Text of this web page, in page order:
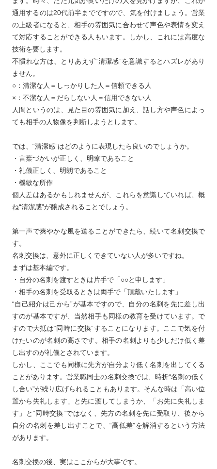
通用するのは20代前半までですので、気を付けましょう。営業
の上級者になると、相手の雰囲気に合わせて声色や表情を変え
て対応することができる人もいます。しかし、これには高度な
技術を要します。
不慣れな方は、とりあえず“清潔感”を意識するとハズレがあり
ません。
○：清潔な人＝しっかりした人＝信頼できる人
×：不潔な人＝だらしない人＝信用できない人
人間というのは、見た目の雰囲気に加え、話し方や声色によっ
ても相手の人物像を判断しようとします。
では、“清潔感”はどのように表現したら良いのでしょうか。
・言葉づかいが正しく、明瞭であること
・礼儀正しく、明朗であること
・機敏な所作
個人差はあるかもしれませんが、これらを意識していれば、概
ね“清潔感”が醸成されることでしょう。
第一声で爽やかな風を送ることができたら、続いて名刺交換で
す。
名刺交換は、意外に正しくできていない人が多いですね。
まずは基本編です。
・自分の名刺を渡すときは片手で「○○と申します」
・相手の名刺を受取るときは両手で「頂戴いたします」
“自己紹介は己から”が基本ですので、自分の名刺を先に差し出
すのが基本ですが、当然相手も同様の教育を受けています。で
すので大抵は“同時に交換”することになります。ここで気を付
けたいのが名刺の高さです。相手の名刺よりも少しだけ低く差
し出すのが礼儀とされています。
しかし、ここでも同様に先方が自分より低く名刺を出してくる
ことがあります。営業職同士の名刺交換では、時折“名刺の低く
し合い”が繰り広げられることもあります。そんな時は「高い位
置から失礼します」と先に渡してしまうか、「お先に失礼しま
す」と“同時交換”ではなく、先方の名刺を先に受取り、後から
自分の名刺を差し出すことで、“高低差”を解消するという方法
があります。
名刺交換の後、実はここからが大事です。